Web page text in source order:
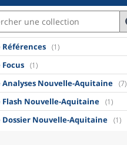
Références (1)
Focus (1)
Analyses Nouvelle-Aquitaine (7)
Flash Nouvelle-Aquitaine (1)
Dossier Nouvelle-Aquitaine (1)